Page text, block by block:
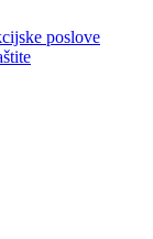
poslove